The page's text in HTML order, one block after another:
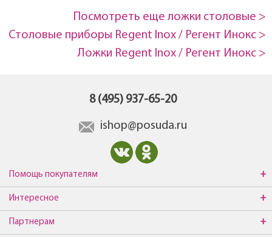
Посмотреть еще ложки столовые >
Столовые приборы Regent Inox / Регент Инокс >
Ложки Regent Inox / Регент Инокс >
8 (495) 937-65-20
ishop@posuda.ru
Помощь покупателям
Интересное
Партнерам